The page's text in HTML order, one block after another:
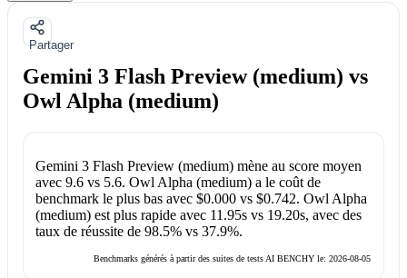
Partager
Gemini 3 Flash Preview (medium) vs
Owl Alpha (medium)
Gemini 3 Flash Preview (medium)mène au score moyen
avec 9.6vs 5.6. Owl Alpha (medium)a le coût de
benchmark le plus bas avec $0.000vs $0.742. Owl Alpha
(medium)est plus rapide avec 11.95svs 19.20s, avec des
taux de réussite de 98.5%vs 37.9%.
Benchmarks générés à partir des suites de tests AI BENCHY le: 2026-08-05